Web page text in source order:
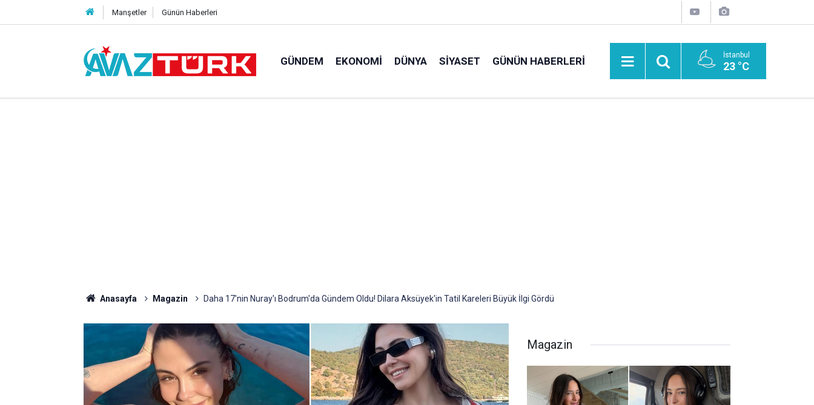
Manşetler Günün Haberleri
GÜNDEM EKONOMI DÜNYA SIYASET GÜNÜN HABERLERI İstanbul
23 °C
Anasayfa Magazin Daha 17'nin Nuray'ı Bodrum'da Gündem Oldu! Dilara Aksüyek'in Tatil Kareleri Büyük İlgi Gördü
Magazin